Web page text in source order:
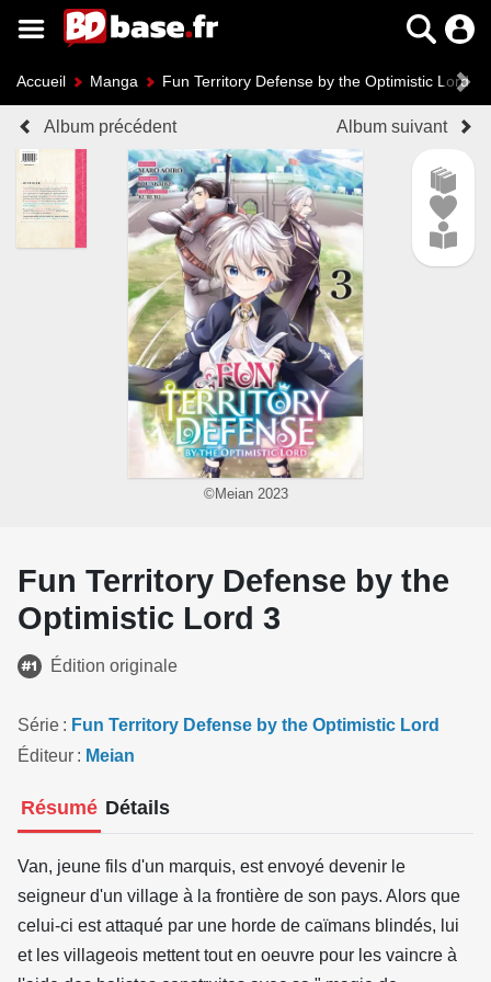
Accueil Manga Fun Territory Defense by the Optimistic Lord
Album précédent Album suivant
©Meian 2023
Fun Territory Defense by the
Optimistic Lord 3
Édition originale
Série
Fun Territory Defense by the Optimistic Lord
Éditeur
Meian
Résumé Détails
Van, jeune fils d'un marquis, est envoyé devenir le
seigneur d'un village à la frontière de son pays. Alors que
celui-ci est attaqué par une horde de caïmans blindés, lui
et les villageois mettent tout en oeuvre pour les vaincre à